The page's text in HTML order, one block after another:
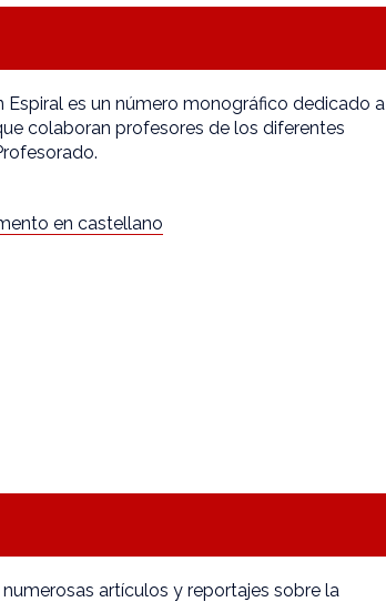
Espiral es un número monográfico dedicado a
colaboran profesores de los diferentes
en castellano
artículos y reportajes sobre la